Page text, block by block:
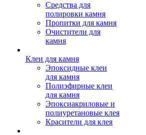
Средства для
полировки камня
Пропитки для камня
Очистители для
камня
Клеи для камня
Эпоксидные клеи
для камня
Полиэфирные клеи
для камня
Эпоксиакриловые и
полиуретановые клея
Красители для клея